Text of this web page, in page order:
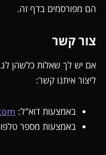
הם מפורסמים בדף זה.
צור קשר
אם יש לך שאלות כלשהן
ליצור איתנו קשר:
באמצעות דוא"ל:
באמצעות מספר